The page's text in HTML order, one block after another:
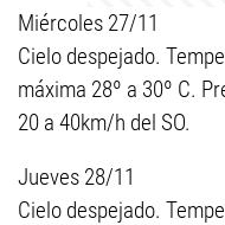
Miércoles 27/11
Cielo despejado.
máxima 28º a 30º C.
20 a 40km/h del SO.
Jueves 28/11
Cielo despejado.